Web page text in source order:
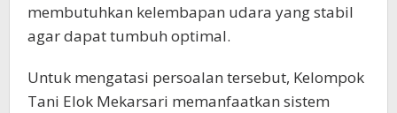
membutuhkan kelembapan udara yang stabil
agar dapat tumbuh optimal.
Untuk mengatasi persoalan tersebut, Kelompok
Tani Elok Mekarsari memanfaatkan sistem